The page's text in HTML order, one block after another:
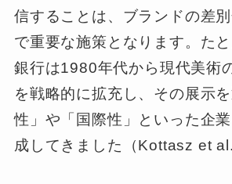
信することは、ブランドの差
で重要な施策となります。た
銀行は1980年代から現代美術
を戦略的に拡充し、その展示
性」や「国際性」といった企
成してきました（Kottasz et